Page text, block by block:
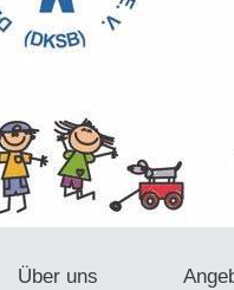
Über uns